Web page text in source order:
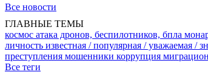
Все новости
ГЛАВНЫЕ ТЕМЫ
космос атака дронов, беспилотников, бпла
личность известная / популярная / уважаемая /
преступления мошенники коррупция
Все теги